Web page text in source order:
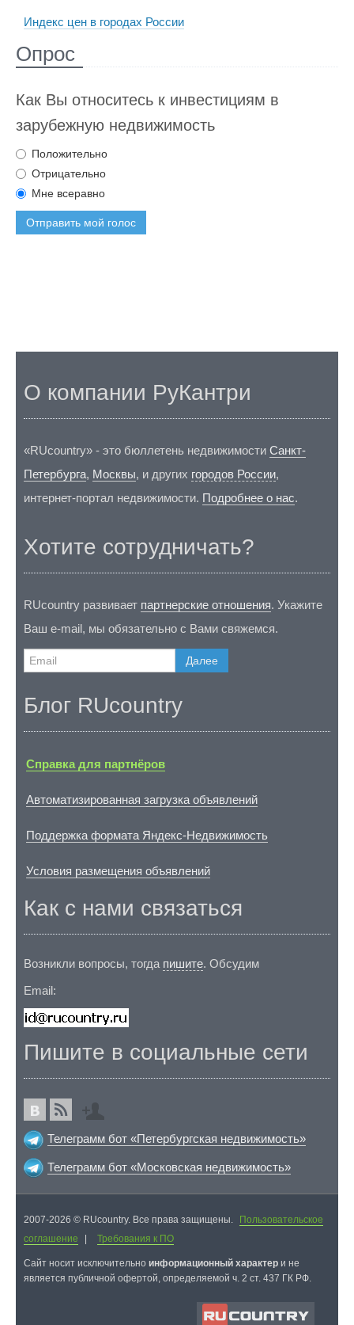
Индекс цен в городах России
Опрос
Как Вы относитесь к инвестициям в
зарубежную недвижимость
Положительно
Отрицательно
Мне всеравно
Отправить мой голос
О компании РуКантри
«RUcountry» - это бюллетень недвижимости Санкт-
Петербурга, Москвы, и других городов России,
интернет-портал недвижимости. Подробнее о нас.
Хотите сотрудничать?
RUcountry развивает партнерские отношения. Укажите
Ваш e-mail, мы обязательно с Вами свяжемся.
Далее
Блог RUcountry
Справка для партнёров
Автоматизированная загрузка объявлений
Поддержка формата Яндекс-Недвижимость
Условия размещения объявлений
Как с нами связаться
Возникли вопросы, тогда пишите. Обсудим
Email:
Пишите в социальные сети
Телеграмм бот «Петербургская недвижимость»
Телеграмм бот «Московская недвижимость»
2007-2026 © RUcountry. Все права защищены.
Пользовательское
соглашение
Требования к ПО
Cайт носит исключительно информационный характер и не
является публичной офертой, определяемой ч. 2 ст. 437 ГК РФ.